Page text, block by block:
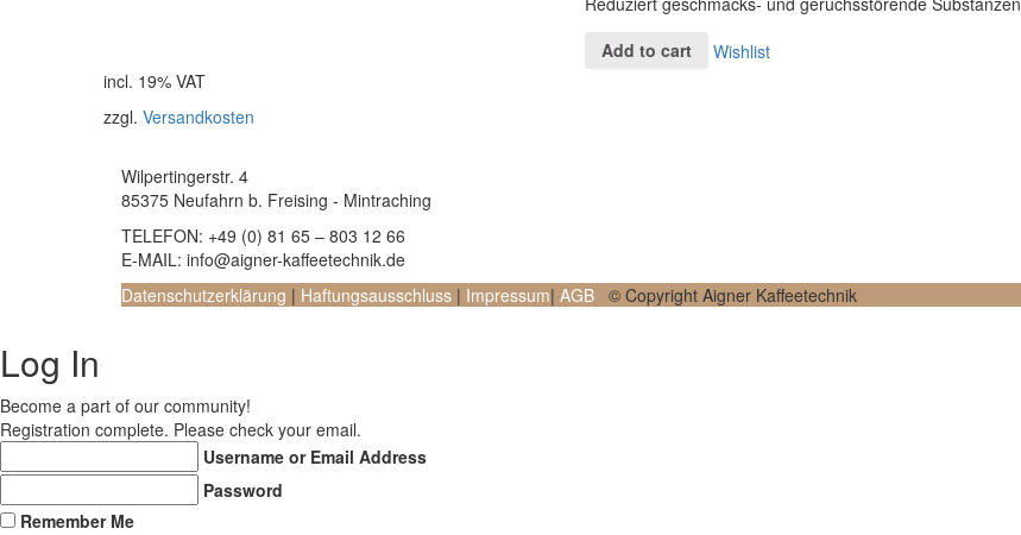
Add to cart
Wishlist
incl. 19% VAT
zzgl. Versandkosten
Wilpertingerstr. 4
85375 Neufahrn b. Freising - Mintraching
TELEFON: +49 (0) 81 65 – 803 12 66
E-MAIL: info@aigner-kaffeetechnik.de
Datenschutzerklärung | Haftungsausschluss | Impressum| AGB © Copyright Aigner Kaffeetechnik
Log In
Become a part of our community!
Registration complete. Please check your email.
Username or Email Address
Password
Remember Me